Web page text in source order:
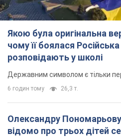
Якою була оригінальна
чому її боялася
розповідають у школі
Державним символом є тільки
6 годин тому 26,3 т.
Олександру
відомо про трьох дітей